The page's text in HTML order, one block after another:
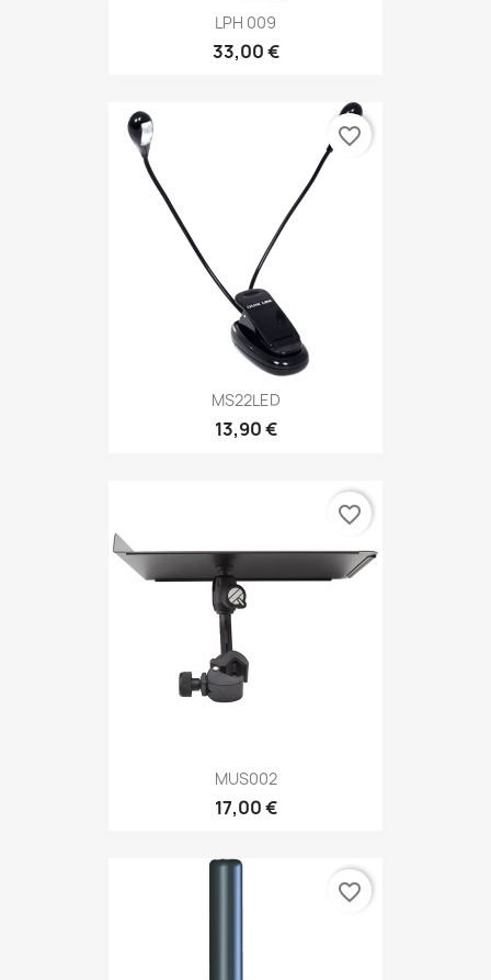
LPH 009
33,00 €
MS22LED
13,90 €
favorite_border
MUS002
17,00 €
favorite_border
favorite_border